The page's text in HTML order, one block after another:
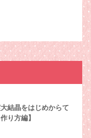
結晶をはじめからて
り方編】